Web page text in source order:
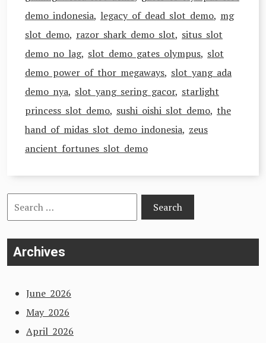
demo indonesia, legacy of dead slot demo, mg
slot demo, razor shark demo slot, situs slot
demo no lag, slot demo gates olympus, slot
demo power of thor megaways, slot yang ada
demo nya, slot yang sering gacor, starlight
princess slot demo, sushi oishi slot demo, the
hand of midas slot demo indonesia, zeus
ancient fortunes slot demo
Search
for:
Archives
June 2026
May 2026
April 2026